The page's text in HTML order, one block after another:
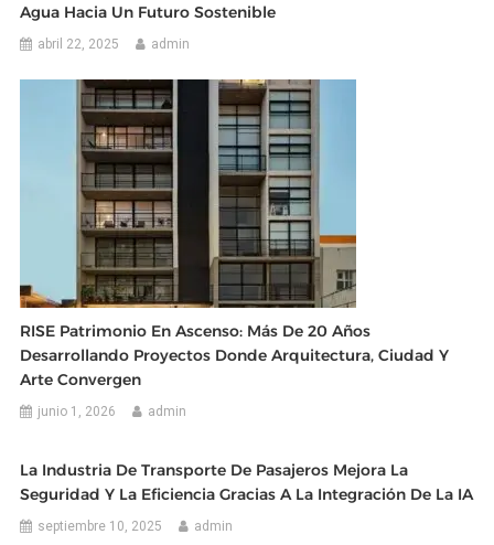
Agua Hacia Un Futuro Sostenible
abril 22, 2025 admin
RISE Patrimonio En Ascenso: Más De 20 Años
Desarrollando Proyectos Donde Arquitectura, Ciudad Y
Arte Convergen
junio 1, 2026 admin
La Industria De Transporte De Pasajeros Mejora La
Seguridad Y La Eficiencia Gracias A La Integración De La IA
septiembre 10, 2025 admin